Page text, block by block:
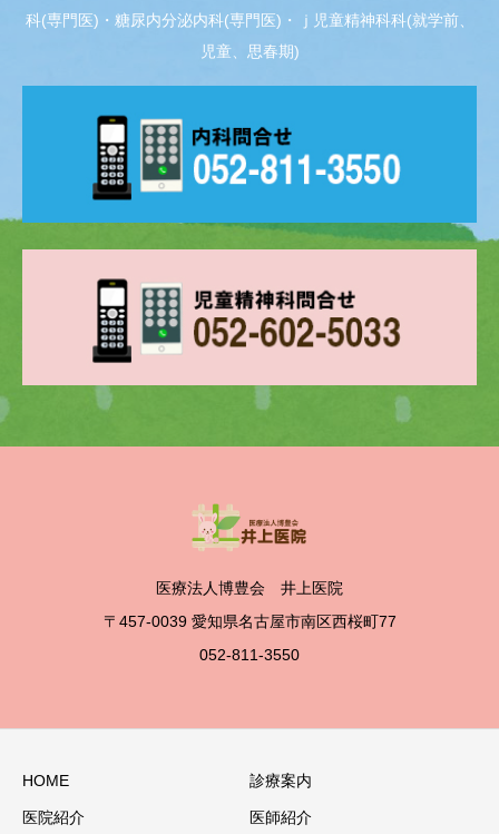
科(専門医)・糖尿内分泌内科(専門医)・ｊ児童精神科科(就学前、
児童、思春期)
医療法人博豊会 井上医院
〒457-0039 愛知県名古屋市南区西桜町77
052-811-3550
HOME 診療案内
医院紹介 医師紹介